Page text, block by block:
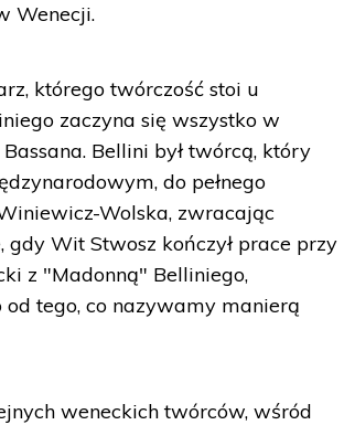
Wenecji.
którego twórczość stoi u
zaczyna się wszystko w
Bellini był twórcą, który
do pełnego
Wolska, zwracając
Wit Stwosz kończył prace przy
z "Madonną" Belliniego,
tego, co nazywamy manierą
weneckich twórców, wśród